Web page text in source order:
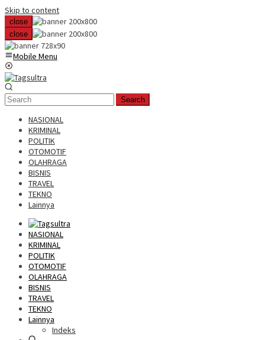
Skip to content
close
close
Mobile Menu
Search
NASIONAL
KRIMINAL
POLITIK
OTOMOTIF
OLAHRAGA
BISNIS
TRAVEL
TEKNO
Lainnya
NASIONAL
KRIMINAL
POLITIK
OTOMOTIF
OLAHRAGA
BISNIS
TRAVEL
TEKNO
Lainnya
Indeks